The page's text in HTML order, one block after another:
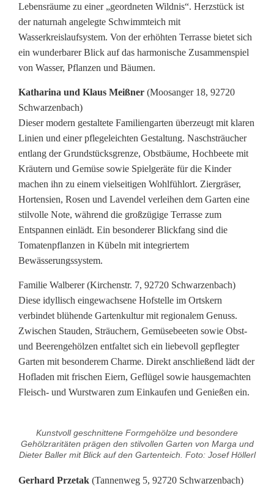
Lebensräume zu einer „geordneten Wildnis“. Herzstück ist
der naturnah angelegte Schwimmteich mit
Wasserkreislaufsystem. Von der erhöhten Terrasse bietet sich
ein wunderbarer Blick auf das harmonische Zusammenspiel
von Wasser, Pflanzen und Bäumen.
Katharina und Klaus Meißner (Moosanger 18, 92720
Schwarzenbach)
Dieser modern gestaltete Familiengarten überzeugt mit klaren
Linien und einer pflegeleichten Gestaltung. Naschsträucher
entlang der Grundstücksgrenze, Obstbäume, Hochbeete mit
Kräutern und Gemüse sowie Spielgeräte für die Kinder
machen ihn zu einem vielseitigen Wohlfühlort. Ziergräser,
Hortensien, Rosen und Lavendel verleihen dem Garten eine
stilvolle Note, während die großzügige Terrasse zum
Entspannen einlädt. Ein besonderer Blickfang sind die
Tomatenpflanzen in Kübeln mit integriertem
Bewässerungssystem.
Familie Walberer (Kirchenstr. 7, 92720 Schwarzenbach)
Diese idyllisch eingewachsene Hofstelle im Ortskern
verbindet blühende Gartenkultur mit regionalem Genuss.
Zwischen Stauden, Sträuchern, Gemüsebeeten sowie Obst-
und Beerengehölzen entfaltet sich ein liebevoll gepflegter
Garten mit besonderem Charme. Direkt anschließend lädt der
Hofladen mit frischen Eiern, Geflügel sowie hausgemachten
Fleisch- und Wurstwaren zum Einkaufen und Genießen ein.
Kunstvoll geschnittene Formgehölze und besondere
Gehölzraritäten prägen den stilvollen Garten von Marga und
Dieter Baller mit Blick auf den Gartenteich. Foto: Josef Höllerl
Gerhard Przetak (Tannenweg 5, 92720 Schwarzenbach)